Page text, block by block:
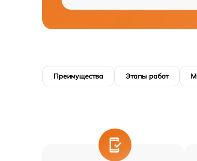
Преимущества Этапы работ